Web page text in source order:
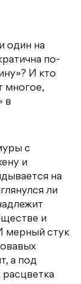
один на
по-
И кто
многое,
в
с
и
на
ли
и
мерный стук
а под